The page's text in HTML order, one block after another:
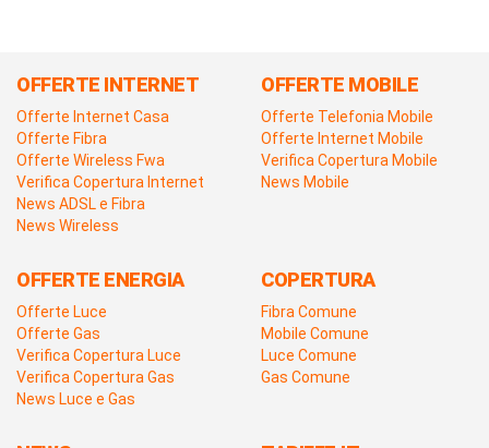
OFFERTE INTERNET
Offerte Internet Casa
Offerte Fibra
Offerte Wireless Fwa
Verifica Copertura Internet
News ADSL e Fibra
News Wireless
OFFERTE MOBILE
Offerte Telefonia Mobile
Offerte Internet Mobile
Verifica Copertura Mobile
News Mobile
OFFERTE ENERGIA
Offerte Luce
Offerte Gas
Verifica Copertura Luce
Verifica Copertura Gas
News Luce e Gas
COPERTURA
Fibra Comune
Mobile Comune
Luce Comune
Gas Comune